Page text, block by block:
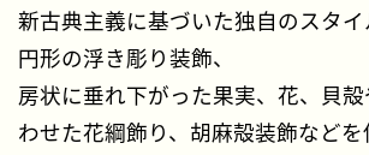
新古典主義に基づいた独自のスタ
円形の浮き彫り装飾、
房状に垂れ下がった果実、花、貝
わせた花綱飾り、胡麻殻装飾などを